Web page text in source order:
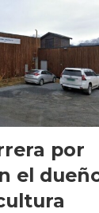
por
el